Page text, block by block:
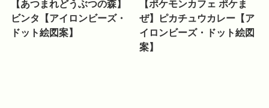
【あつまれどうぶつの森】
ビンタ【アイロンビーズ・
ドット絵図案】
【ポケモンカフェ ポケま
ぜ】ピカチュウカレー【ア
イロンビーズ・ドット絵図
案】